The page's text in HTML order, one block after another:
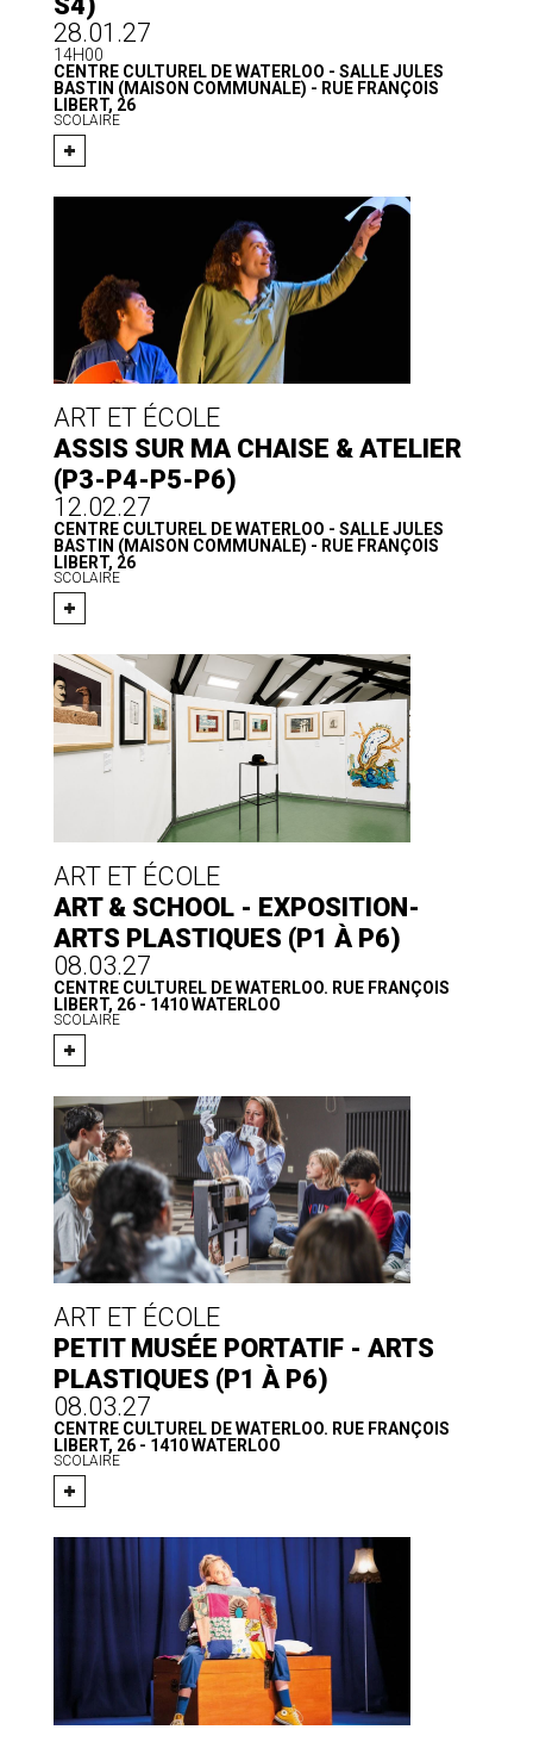
28.01.27
14H00
CENTRE CULTUREL DE WATERLOO - SALLE JULES
BASTIN (MAISON COMMUNALE) - RUE FRANÇOIS
LIBERT, 26
SCOLAIRE
ART ET ÉCOLE
ASSIS SUR MA CHAISE & ATELIER
(P3-P4-P5-P6)
12.02.27
CENTRE CULTUREL DE WATERLOO - SALLE JULES
BASTIN (MAISON COMMUNALE) - RUE FRANÇOIS
LIBERT, 26
SCOLAIRE
ART ET ÉCOLE
ART & SCHOOL - EXPOSITION-
ARTS PLASTIQUES (P1 À P6)
08.03.27
CENTRE CULTUREL DE WATERLOO. RUE FRANÇOIS
LIBERT, 26 - 1410 WATERLOO
SCOLAIRE
ART ET ÉCOLE
PETIT MUSÉE PORTATIF - ARTS
PLASTIQUES (P1 À P6)
08.03.27
CENTRE CULTUREL DE WATERLOO. RUE FRANÇOIS
LIBERT, 26 - 1410 WATERLOO
SCOLAIRE